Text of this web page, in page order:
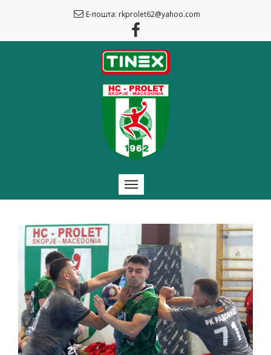
Е-пошта: rkprolet62@yahoo.com